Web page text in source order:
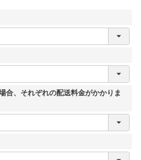
合、それぞれの配送料金がかかりま